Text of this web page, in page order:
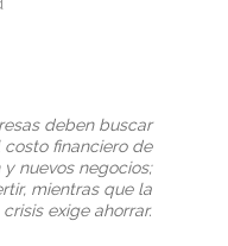
deben buscar
financiero de
nuevos negocios;
mientras que la
crisis exige ahorrar.